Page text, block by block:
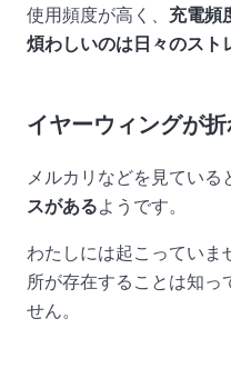
使用頻度が高く、 充電頻
煩わしいのは日々のスト
イヤーウィングが
メルカリなどを見ている
スがあるようです。
わたしには起こっていま
所が存在することは知っ
せん。